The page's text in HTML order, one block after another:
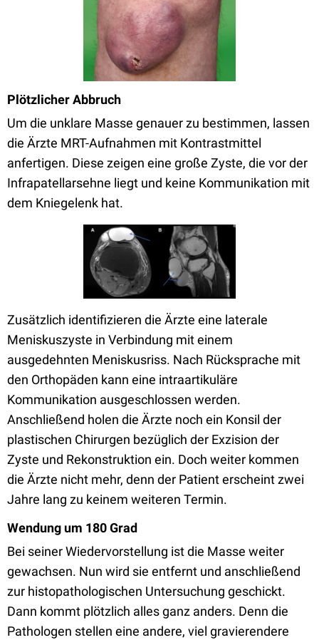
Plötzlicher Abbruch
Um die unklare Masse genauer zu bestimmen, lassen
die Ärzte MRT-Aufnahmen mit Kontrastmittel
anfertigen. Diese zeigen eine große Zyste, die vor der
Infrapatellarsehne liegt und keine Kommunikation mit
dem Kniegelenk hat.
Zusätzlich identifizieren die Ärzte eine laterale
Meniskuszyste in Verbindung mit einem
ausgedehnten Meniskusriss. Nach Rücksprache mit
den Orthopäden kann eine intraartikuläre
Kommunikation ausgeschlossen werden.
Anschließend holen die Ärzte noch ein Konsil der
plastischen Chirurgen bezüglich der Exzision der
Zyste und Rekonstruktion ein. Doch weiter kommen
die Ärzte nicht mehr, denn der Patient erscheint zwei
Jahre lang zu keinem weiteren Termin.
Wendung um 180 Grad
Bei seiner Wiedervorstellung ist die Masse weiter
gewachsen. Nun wird sie entfernt und anschließend
zur histopathologischen Untersuchung geschickt.
Dann kommt plötzlich alles ganz anders. Denn die
Pathologen stellen eine andere, viel gravierendere